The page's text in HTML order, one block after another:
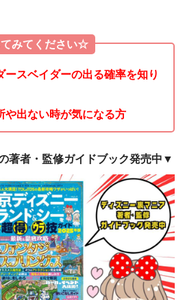
てみてください☆
ースベイダーの出る確率を知り
や出ない時が気になる方
著者・監修ガイドブック発売中▼